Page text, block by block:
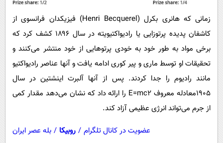
زمانی که هانری بکرل (Henri Becquerel) فیزیکدان فرانسوی از
کاشفان پدیده پرتوزایی یا رادیواکتیویته در سال ۱۸۹۶ کشف کرد که
برخی مواد به طور خود به خودی پرتو‌هایی از خود منتشر می‌کنند و
تحقیقات او توسط ماری و پیر کوری ادامه یافت و آنها عناصر رادیواکتیو
مانند رادیوم را جدا کردند. پس از آنها آلبرت اینشتین در سال
۱۹۰۵معادله معروف E=mc۲ را ارائه داد که نشان می‌دهد مقدار کمی
از جرم می‌تواند انرژی عظیمی آزاد کند.
عضویت در کانال تلگرام / روبیکا / بله عصر ایران